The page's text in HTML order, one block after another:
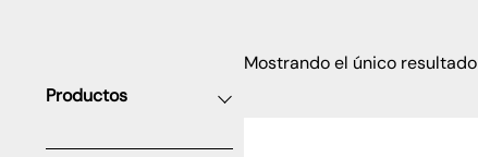
Productos
Mostrando el único resultado